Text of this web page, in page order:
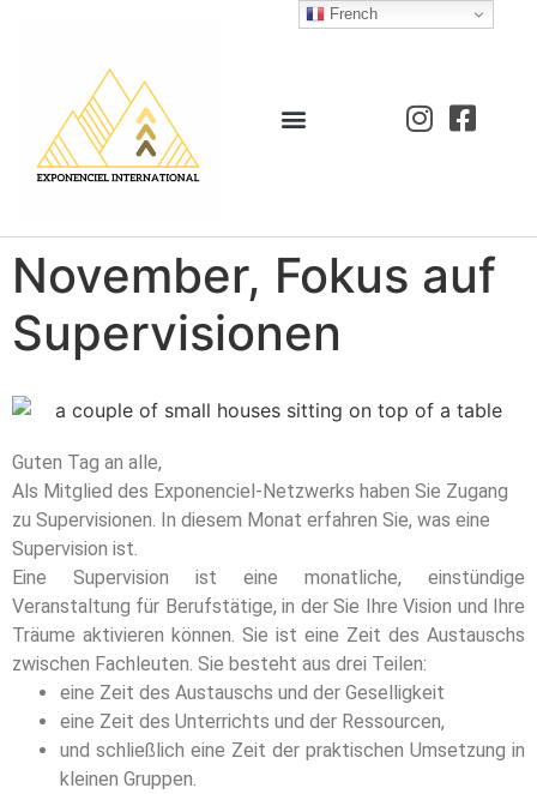
November, Fokus auf
Supervisionen
Guten Tag an alle,
Als Mitglied des Exponenciel-Netzwerks haben Sie Zugang
zu Supervisionen. In diesem Monat erfahren Sie, was eine
Supervision ist.
Eine Supervision ist eine monatliche, einstündige
Veranstaltung für Berufstätige, in der Sie Ihre Vision und Ihre
Träume aktivieren können. Sie ist eine Zeit des Austauschs
zwischen Fachleuten. Sie besteht aus drei Teilen:
eine Zeit des Austauschs und der Geselligkeit
eine Zeit des Unterrichts und der Ressourcen,
und schließlich eine Zeit der praktischen Umsetzung in
kleinen Gruppen.
French